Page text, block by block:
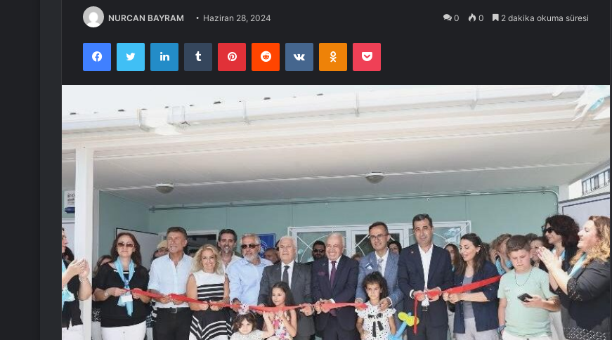
NURCAN BAYRAM Haziran 28, 2024 0 0 2 dakika okuma süresi
FacebookTwitter LinkedInTumblr PinterestReddit VKontakteOdnoklassniki
Pocket